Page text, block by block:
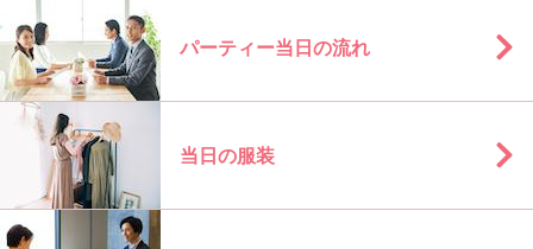
パーティー当日の流れ
当日の服装